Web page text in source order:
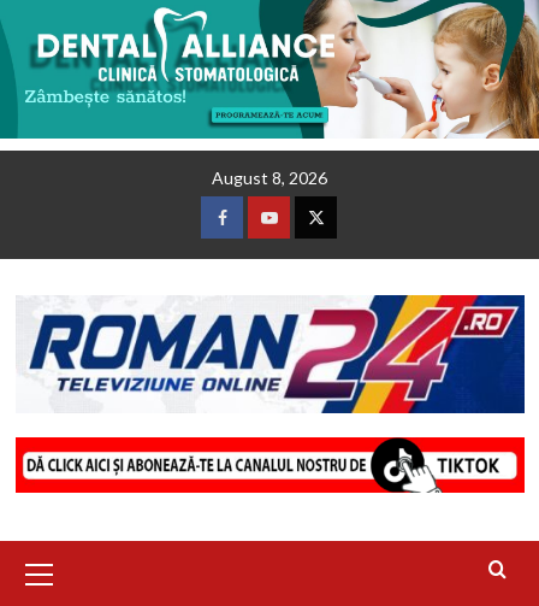
August 8, 2026
FacebookYoutubeTwitter
Menu